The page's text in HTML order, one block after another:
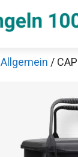
Allgemein /